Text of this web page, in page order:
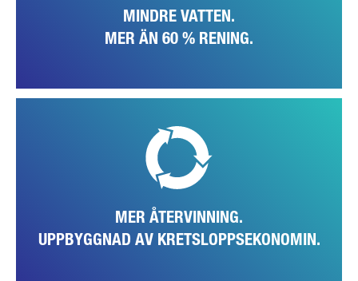
MINDRE VATTEN.
MER ÄN 60 % RENING.
MER ÅTERVINNING.
UPPBYGGNAD AV KRETSLOPPSEKONOMIN.
Fabriken utvärderar alla möjligheter fortlöpande och aktivt för att
göra sin kretsloppsekonomi effektivare. Målet är att så långt möjligt
undvika avfall och att återanvända värdefulla material.